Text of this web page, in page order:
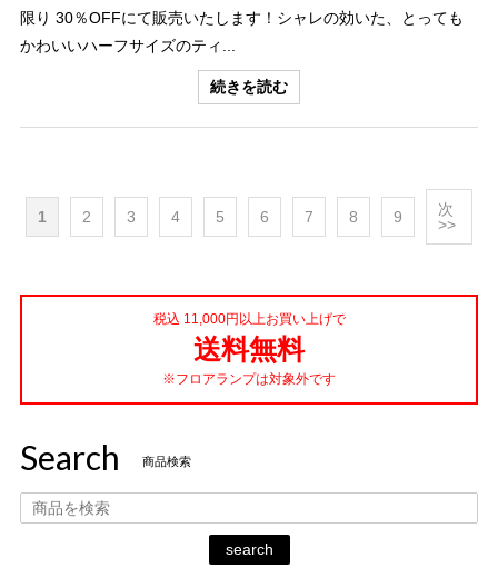
限り 30％OFFにて販売いたします！シャレの効いた、とっても
かわいいハーフサイズのティ...
続きを読む
1 2 3 4 5 6 7 8 9
次
>>
税込 11,000円以上お買い上げで
送料無料
※フロアランプは対象外です
Search 商品検索
search